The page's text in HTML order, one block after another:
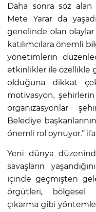
Daha sonra söz alan
Mete Yarar da
genelinde olan
katılımcılara önemli
yönetimlerin
etkinlikler ile özellikle
olduğuna dikkat
motivasyon, şehirlerin
organizasyonlar
Belediye
önemli rol oynuyor.”
Yeni dünya
savaşların
içinde geçmişten
örgütleri, bölgesel
çıkarma gibi